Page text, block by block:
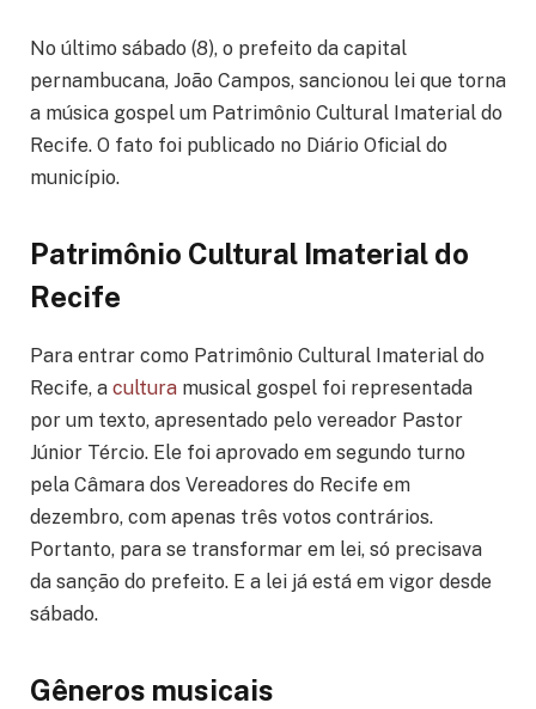
No último sábado (8), o prefeito da capital
pernambucana, João Campos, sancionou lei que torna
a música gospel um Patrimônio Cultural Imaterial do
Recife. O fato foi publicado no Diário Oficial do
município.
Patrimônio Cultural Imaterial do
Recife
Para entrar como Patrimônio Cultural Imaterial do
Recife, a cultura musical gospel foi representada
por um texto, apresentado pelo vereador Pastor
Júnior Tércio. Ele foi aprovado em segundo turno
pela Câmara dos Vereadores do Recife em
dezembro, com apenas três votos contrários.
Portanto, para se transformar em lei, só precisava
da sanção do prefeito. E a lei já está em vigor desde
sábado.
Gêneros musicais